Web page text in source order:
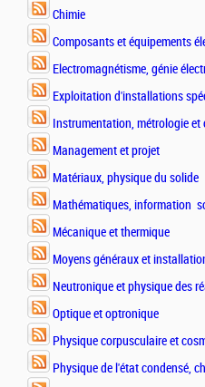
Chimie
Composants et équipements
Electromagnétisme, génie
Exploitation d'installations
Instrumentation, métrologie et
Management et projet
Matériaux, physique du solide
Mathématiques, information
Mécanique et thermique
Moyens généraux et
Neutronique et physique des
Optique et optronique
Physique corpusculaire et
Physique de l'état condensé,